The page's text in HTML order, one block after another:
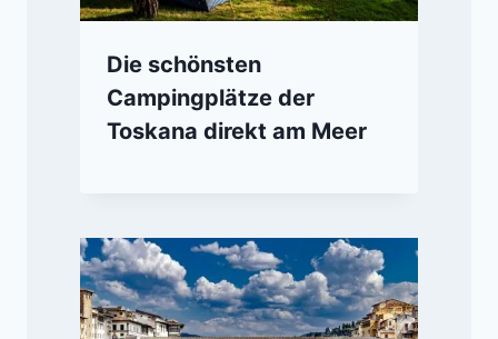
Die schönsten
Campingplätze der
Toskana direkt am Meer